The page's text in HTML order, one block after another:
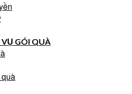
GÓI QUÀ